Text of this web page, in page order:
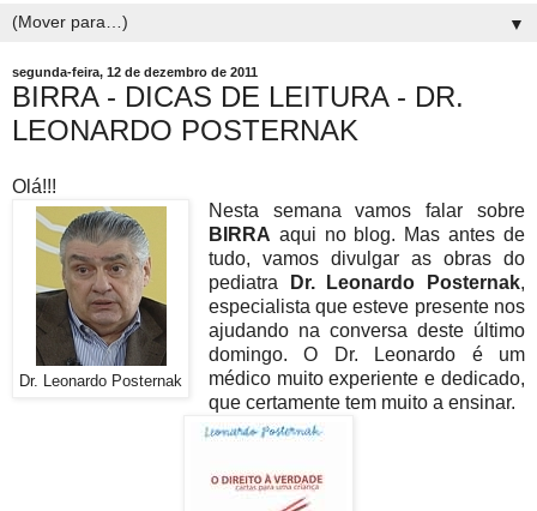
▼
segunda-feira, 12 de dezembro de 2011
BIRRA - DICAS DE LEITURA - DR.
LEONARDO POSTERNAK
Olá!!!
Dr. Leonardo Posternak
Nesta semana vamos falar sobre
BIRRA aqui no blog. Mas antes de
tudo, vamos divulgar as obras do
pediatra Dr. Leonardo Posternak,
especialista que esteve presente nos
ajudando na conversa deste último
domingo. O Dr. Leonardo é um
médico muito experiente e dedicado,
que certamente tem muito a ensinar.